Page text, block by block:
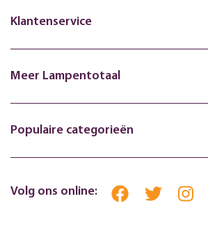
Klantenservice
Meer Lampentotaal
Populaire categorieën
Volg ons online: